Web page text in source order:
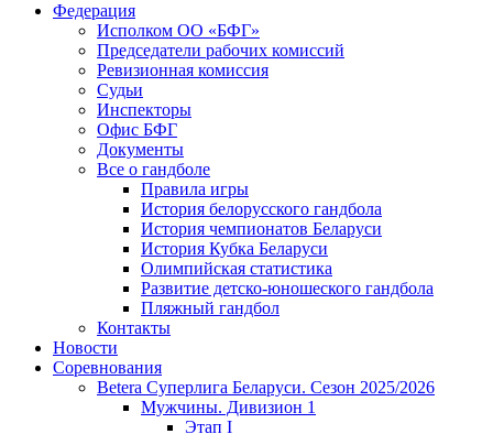
Федерация
Исполком ОО «БФГ»
Председатели рабочих комиссий
Ревизионная комиссия
Судьи
Инспекторы
Офис БФГ
Документы
Все о гандболе
Правила игры
История белорусского гандбола
История чемпионатов Беларуси
История Кубка Беларуси
Олимпийская статистика
Развитие детско-юношеского гандбола
Пляжный гандбол
Контакты
Новости
Соревнования
Betera Суперлига Беларуси. Сезон 2025/2026
Мужчины. Дивизион 1
Этап I